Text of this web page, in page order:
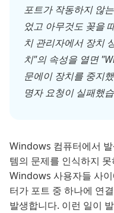
포트가 작동하지 않
었고 아무것도 꽂을
치 관리자에서 장치
치"의 속성을 열면
문에이 장치를 중지
명자 요청이 실패했
Windows 컴퓨터에서
템의 문제를 인식하지
Windows 사용자들 사
터가 포트 중 하나에 연
발생합니다. 이런 일이